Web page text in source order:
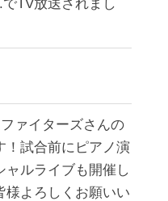
TV放送されまし
ァイターズさんの
！試合前にピアノ演
ャルライブも開催し
様よろしくお願いい